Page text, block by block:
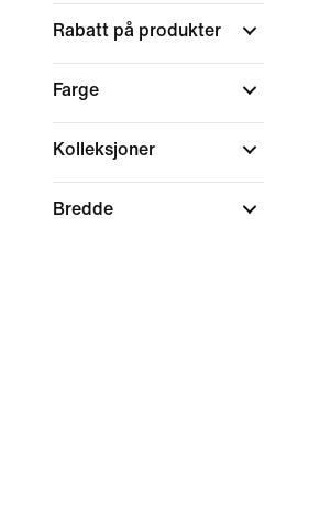
Rabatt på produkter
Farge
Kolleksjoner
Bredde